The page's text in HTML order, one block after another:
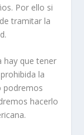
Por ello si
tramitar la
hay que tener
la
podremos
hacerlo